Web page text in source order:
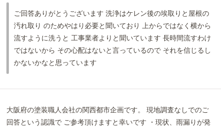
ご回答ありがとうございます 洗浄はケレン後の埃取りと屋根の
汚れ取り のためやはり必要と聞いており 上からではなく横から
流すように洗うと 工事業者よりと聞いています 長時間流すわけ
ではないから その心配はないと言っているので それを信じるし
かないかなと思っています
大阪府の塗装職人会社の関西都市企画です。 現地調査なしでのご
回答という認識で ご参考頂けますと幸いです ・現状、雨漏りが発